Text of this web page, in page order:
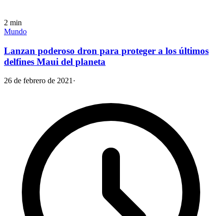
2 min
Mundo
Lanzan poderoso dron para proteger a los últimos
delfines Maui del planeta
26 de febrero de 2021 ·